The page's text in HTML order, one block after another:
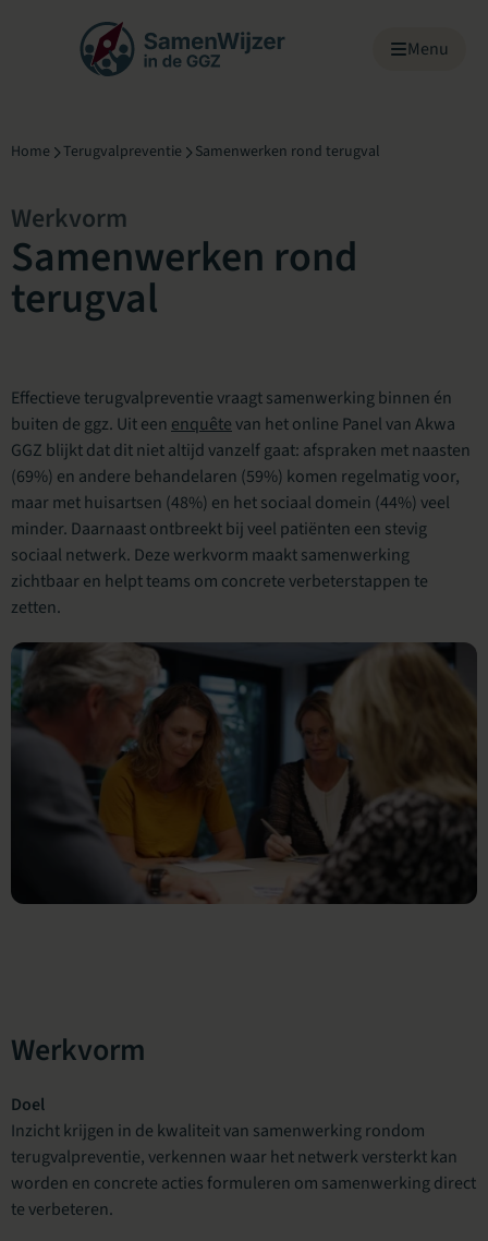
Menu overslaan
Menu
Home Terugvalpreventie Samenwerken rond terugval
Werkvorm
Samenwerken rond
terugval
Effectieve terugvalpreventie vraagt samenwerking binnen én
buiten de ggz. Uit een enquêtevan het online Panel van Akwa
GGZ blijkt dat dit niet altijd vanzelf gaat: afspraken met naasten
(69%) en andere behandelaren (59%) komen regelmatig voor,
maar met huisartsen (48%) en het sociaal domein (44%) veel
minder. Daarnaast ontbreekt bij veel patiënten een stevig
sociaal netwerk. Deze werkvorm maakt samenwerking
zichtbaar en helpt teams om concrete verbeterstappen te
zetten.
Werkvorm
Doel
Inzicht krijgen in de kwaliteit van samenwerking rondom
terugvalpreventie, verkennen waar het netwerk versterkt kan
worden en concrete acties formuleren om samenwerking direct
te verbeteren.